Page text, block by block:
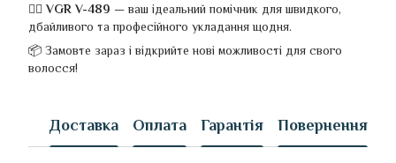
💁‍♀️VGR V-489 — ваш ідеальний помічник для швидкого,
дбайливого та професійного укладання щодня.
📦 Замовте зараз і відкрийте нові можливості для свого
волосся!
Доставка Оплата Гарантія Повернення